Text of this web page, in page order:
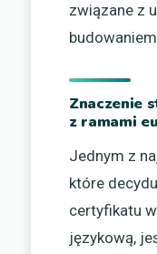
związane z
Znaczenie
z ramami
Jednym z
które
certyfikatu
językową,